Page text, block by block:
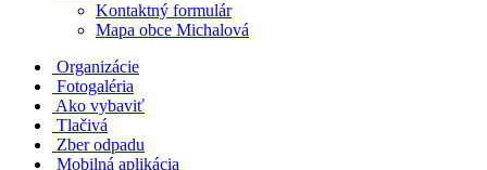
Kontaktný formulár
Mapa obce Michalová
Organizácie
Fotogaléria
Ako vybaviť
Tlačivá
Zber odpadu
Mobilná aplikácia